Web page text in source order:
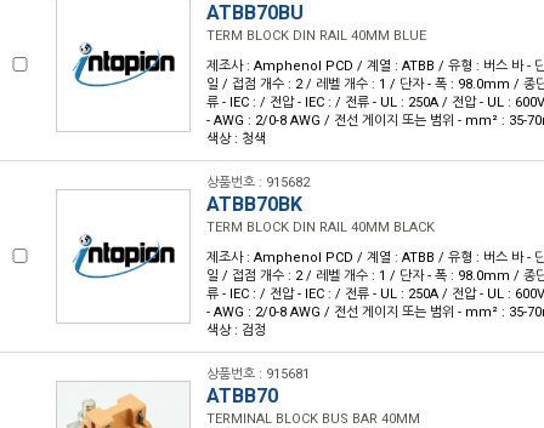
ATBB70BU
TERM BLOCK DIN RAIL 40MM BLUE
제조사 : Amphenol PCD / 계열 : ATBB / 유형 : 버스 바 -
일 / 접점 개수 : 2 / 레벨 개수 : 1 / 단자 - 폭 : 98.0mm / 종
류 - IEC : / 전압 - IEC : / 전류 - UL : 250A / 전압 - UL :
- AWG : 2/0-8 AWG / 전선 게이지 또는 범위 - mm² : 35-
색상 : 청색
상품번호 : 915682
ATBB70BK
TERM BLOCK DIN RAIL 40MM BLACK
제조사 : Amphenol PCD / 계열 : ATBB / 유형 : 버스 바 -
일 / 접점 개수 : 2 / 레벨 개수 : 1 / 단자 - 폭 : 98.0mm / 종
류 - IEC : / 전압 - IEC : / 전류 - UL : 250A / 전압 - UL :
- AWG : 2/0-8 AWG / 전선 게이지 또는 범위 - mm² : 35-
색상 : 검정
상품번호 : 915681
ATBB70
TERMINAL BLOCK BUS BAR 40MM